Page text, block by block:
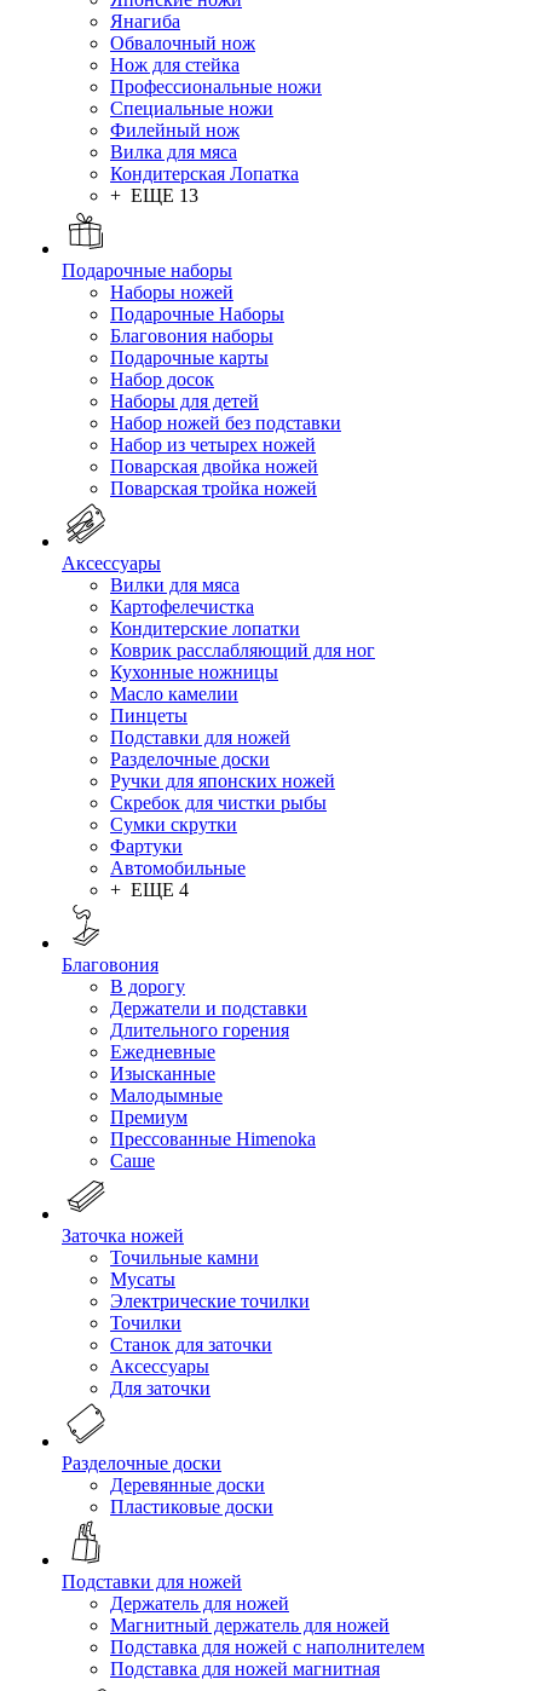
Янагиба
Обвалочный нож
Нож для стейка
Профессиональные ножи
Специальные ножи
Филейный нож
Вилка для мяса
Кондитерская Лопатка
+ ЕЩЕ 13
Подарочные наборы
Наборы ножей
Подарочные Наборы
Благовония наборы
Подарочные карты
Набор досок
Наборы для детей
Набор ножей без подставки
Набор из четырех ножей
Поварская двойка ножей
Поварская тройка ножей
Аксессуары
Вилки для мяса
Картофелечистка
Кондитерские лопатки
Коврик расслабляющий для ног
Кухонные ножницы
Масло камелии
Пинцеты
Подставки для ножей
Разделочные доски
Ручки для японских ножей
Скребок для чистки рыбы
Сумки скрутки
Фартуки
Автомобильные
+ ЕЩЕ 4
Благовония
В дорогу
Держатели и подставки
Длительного горения
Ежедневные
Изысканные
Малодымные
Премиум
Прессованные Himenoka
Саше
Заточка ножей
Точильные камни
Мусаты
Электрические точилки
Точилки
Станок для заточки
Аксессуары
Для заточки
Разделочные доски
Деревянные доски
Пластиковые доски
Подставки для ножей
Держатель для ножей
Магнитный держатель для ножей
Подставка для ножей с наполнителем
Подставка для ножей магнитная